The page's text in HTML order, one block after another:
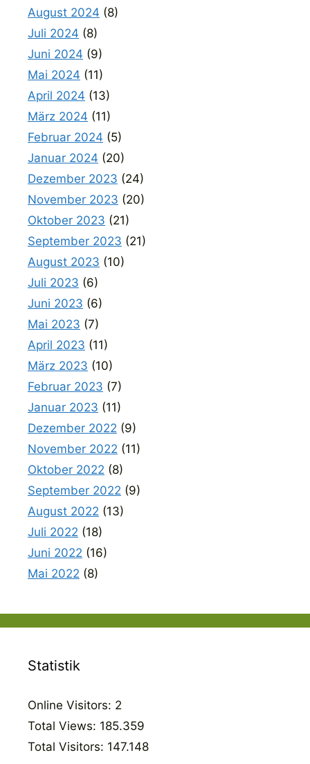
August 2024 (8)
Juli 2024 (8)
Juni 2024 (9)
Mai 2024 (11)
April 2024 (13)
März 2024 (11)
Februar 2024 (5)
Januar 2024 (20)
Dezember 2023 (24)
November 2023 (20)
Oktober 2023 (21)
September 2023 (21)
August 2023 (10)
Juli 2023 (6)
Juni 2023 (6)
Mai 2023 (7)
April 2023 (11)
März 2023 (10)
Februar 2023 (7)
Januar 2023 (11)
Dezember 2022 (9)
November 2022 (11)
Oktober 2022 (8)
September 2022 (9)
August 2022 (13)
Juli 2022 (18)
Juni 2022 (16)
Mai 2022 (8)
Statistik
Online Visitors: 2
Total Views: 185.359
Total Visitors: 147.148